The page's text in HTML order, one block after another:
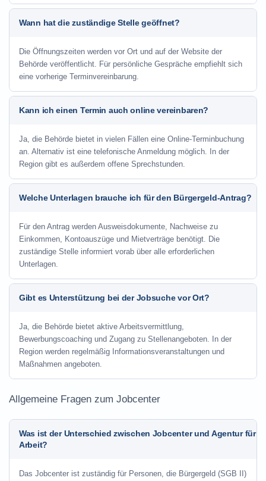
Wann hat die zuständige Stelle geöffnet?
Die Öffnungszeiten werden vor Ort und auf der Website der
Behörde veröffentlicht. Für persönliche Gespräche empfiehlt sich
eine vorherige Terminvereinbarung.
Kann ich einen Termin auch online vereinbaren?
Ja, die Behörde bietet in vielen Fällen eine Online-Terminbuchung
an. Alternativ ist eine telefonische Anmeldung möglich. In der
Region gibt es außerdem offene Sprechstunden.
Welche Unterlagen brauche ich für den Bürgergeld-Antrag?
Für den Antrag werden Ausweisdokumente, Nachweise zu
Einkommen, Kontoauszüge und Mietverträge benötigt. Die
zuständige Stelle informiert vorab über alle erforderlichen
Unterlagen.
Gibt es Unterstützung bei der Jobsuche vor Ort?
Ja, die Behörde bietet aktive Arbeitsvermittlung,
Bewerbungscoaching und Zugang zu Stellenangeboten. In der
Region werden regelmäßig Informationsveranstaltungen und
Maßnahmen angeboten.
Allgemeine Fragen zum Jobcenter
Was ist der Unterschied zwischen Jobcenter und Agentur für
Arbeit?
Das Jobcenter ist zuständig für Personen, die Bürgergeld (SGB II)